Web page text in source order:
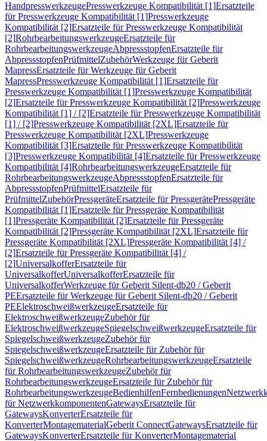
HandpresswerkzeugePresswerkzeuge Kompatibilität [1]Ersatzteile
für Presswerkzeuge Kompatibilität [1]Presswerkzeuge
Kompatibilität [2]Ersatzteile für Presswerkzeuge Kompatibilität
[2]RohrbearbeitungswerkzeugeErsatzteile für
RohrbearbeitungswerkzeugeAbpressstopfenErsatzteile für
AbpressstopfenPrüfmittelZubehörWerkzeuge für Geberit
MapressErsatzteile für Werkzeuge für Geberit
MapressPresswerkzeuge Kompatibilität [1]Ersatzteile für
Presswerkzeuge Kompatibilität [1]Presswerkzeuge Kompatibilität
[2]Ersatzteile für Presswerkzeuge Kompatibilität [2]Presswerkzeuge
Kompatibilität [1] / [2]Ersatzteile für Presswerkzeuge Kompatibilität
[1] / [2]Presswerkzeuge Kompatibilität [2XL]Ersatzteile für
Presswerkzeuge Kompatibilität [2XL]Presswerkzeuge
Kompatibilität [3]Ersatzteile für Presswerkzeuge Kompatibilität
[3]Presswerkzeuge Kompatibilität [4]Ersatzteile für Presswerkzeuge
Kompatibilität [4]RohrbearbeitungswerkzeugeErsatzteile für
RohrbearbeitungswerkzeugeAbpressstopfenErsatzteile für
AbpressstopfenPrüfmittelErsatzteile für
PrüfmittelZubehörPressgeräteErsatzteile für PressgerätePressgeräte
Kompatibilität [1]Ersatzteile für Pressgeräte Kompatibilität
[1]Pressgeräte Kompatibilität [2]Ersatzteile für Pressgeräte
Kompatibilität [2]Pressgeräte Kompatibilität [2XL]Ersatzteile für
Pressgeräte Kompatibilität [2XL]Pressgeräte Kompatibilität [4] /
[2]Ersatzteile für Pressgeräte Kompatibilität [4] /
[2]UniversalkofferErsatzteile für
UniversalkofferUniversalkofferErsatzteile für
UniversalkofferWerkzeuge für Geberit Silent-db20 / Geberit
PEErsatzteile für Werkzeuge für Geberit Silent-db20 / Geberit
PEElektroschweißwerkzeugeErsatzteile für
ElektroschweißwerkzeugeZubehör für
ElektroschweißwerkzeugeSpiegelschweißwerkzeugeErsatzteile für
SpiegelschweißwerkzeugeZubehör für
SpiegelschweißwerkzeugeErsatzteile für Zubehör für
SpiegelschweißwerkzeugeRohrbearbeitungswerkzeugeErsatzteile
für RohrbearbeitungswerkzeugeZubehör für
RohrbearbeitungswerkzeugeErsatzteile für Zubehör für
RohrbearbeitungswerkzeugeBedienhilfenFernbedienungen
für NetzwerkkomponentenGatewaysErsatzteile für
GatewaysKonverterErsatzteile für
KonverterMontagematerialGeberit ConnectGatewaysErsatzteile für
GatewaysKonverterErsatzteile für KonverterMontagematerial